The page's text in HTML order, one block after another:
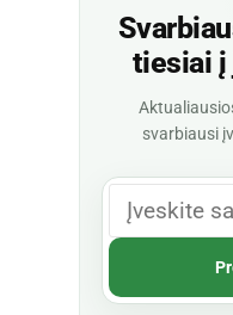
tiesiai į
svarbiausi